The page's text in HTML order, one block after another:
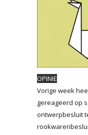
OPINIE
Vorige week
gereageerd op
ontwerpbesluit